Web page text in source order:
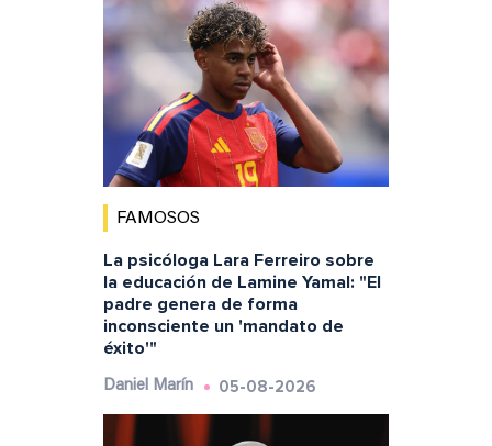
FAMOSOS
La psicóloga Lara Ferreiro sobre
la educación de Lamine Yamal: "El
padre genera de forma
inconsciente un 'mandato de
éxito'"
Daniel Marín 05-08-2026